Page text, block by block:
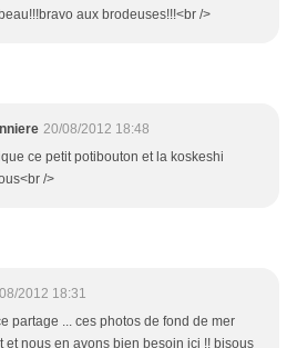
aux brodeuses!!!<br />
20/08/2012 18:48
ce petit potibouton et la koskeshi
/>
2012 18:31
partage ... ces photos de fond de mer
et nous en avons bien besoin ici !! bisous